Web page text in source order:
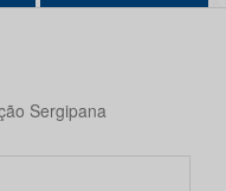
Sergipana